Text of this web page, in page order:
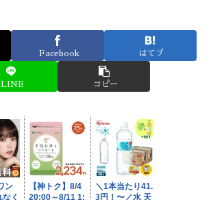
Facebook はてブ
LINE コピー